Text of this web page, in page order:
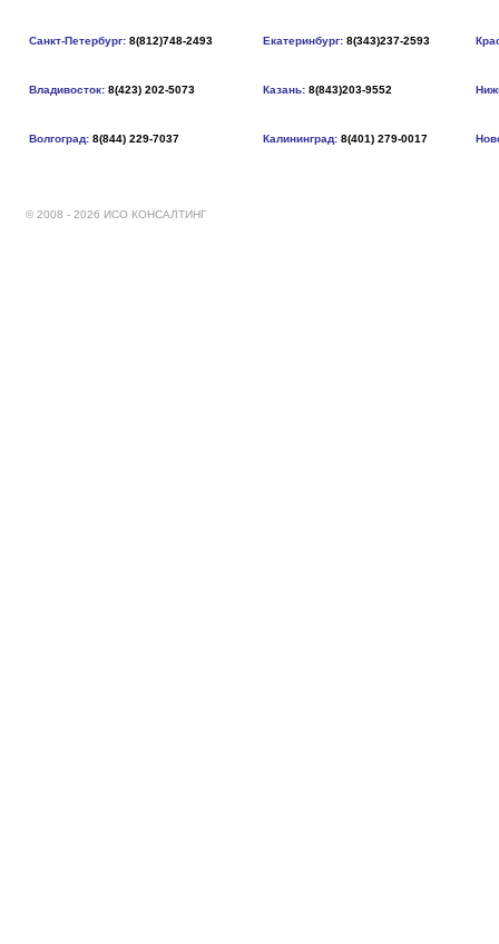
Санкт-Петербург: 8(812)748-2493 Екатеринбург: 8(343)237-2593
Владивосток: 8(423) 202-5073 Казань: 8(843)203-9552
Волгоград: 8(844) 229-7037 Калининград: 8(401) 279-0017
© 2008 - 2026 ИСО КОНСАЛТИНГ